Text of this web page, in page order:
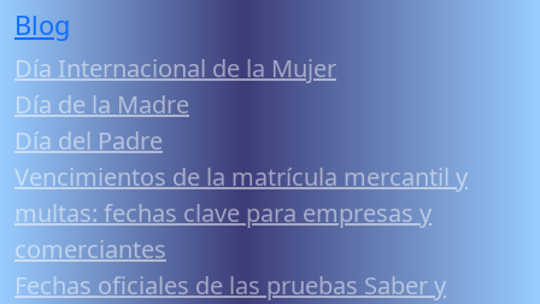
Blog
Día Internacional de la Mujer
Día de la Madre
Día del Padre
Vencimientos de la matrícula mercantil y
multas: fechas clave para empresas y
comerciantes
Fechas oficiales de las pruebas Saber y